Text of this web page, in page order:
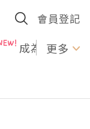
會員登記
成為U更多